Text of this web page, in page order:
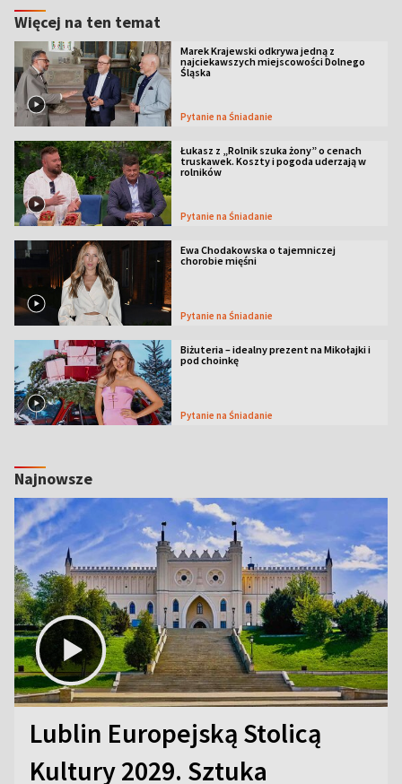
Więcej na ten temat
Marek Krajewski odkrywa jedną z
najciekawszych miejscowości Dolnego
Śląska
Pytanie na Śniadanie
Łukasz z „Rolnik szuka żony” o cenach
truskawek. Koszty i pogoda uderzają w
rolników
Pytanie na Śniadanie
Ewa Chodakowska o tajemniczej
chorobie mięśni
Pytanie na Śniadanie
Biżuteria – idealny prezent na Mikołajki i
pod choinkę
Pytanie na Śniadanie
Najnowsze
Lublin Europejską Stolicą
Kultury 2029. Sztuka